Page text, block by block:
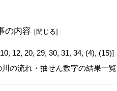
の内容
12, 20, 29, 30, 31, 34, (4), (15)]
の流れ・抽せん数字の結果一覧